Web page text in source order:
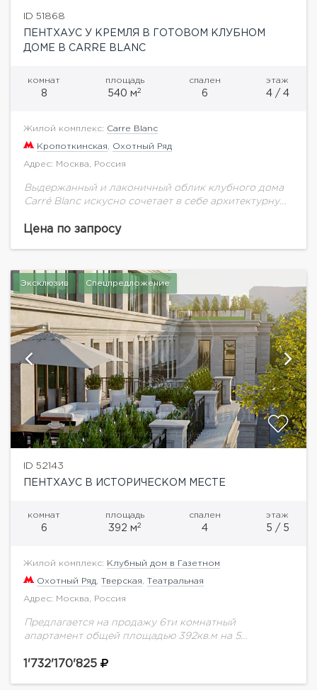
ID 51868
ПЕНТХАУС У КРЕМЛЯ В ГОТОВОМ КЛУБНОМ
ДОМЕ В CARRE BLANC
комнат
8
площадь
540 м2
спален
6
этаж
4 / 4
Жилой комплекс: Carre Blanc
Кропоткинская Охотный Ряд
Адрес: Москва, Россия
Выдержанный и лаконичный облик клубного дома
Carré Blanc искусно сочетает в себе архитектурную
кварталу с собственной художественной
Цена по запросу
Эксклюзив Спецпредложение
ID 52143
ПЕНТХАУС В ИСТОРИЧЕСКОМ МЕСТЕ
комнат
6
площадь
392 м2
спален
4
этаж
5 / 5
Жилой комплекс: Клубный дом в Газетном
Охотный Ряд Тверская Театральная
Адрес: Москва, Россия
Предлагается на продажу 6ти комнатный
апартамент общей площадью 392кв.м на 5
тихом сквере и имеет выходы сразу в два
1'732'170'825